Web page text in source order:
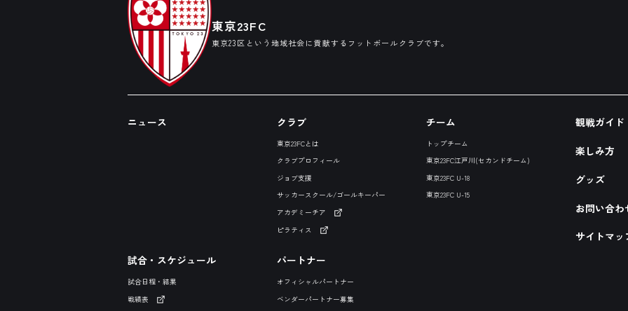
東京23FC
東京23区という地域社会に貢献するフットボールクラブです。
ニュース クラブ
東京23FCとは
クラブプロフィール
ジョブ支援
サッカースクール/ゴールキーパー
アカデミーチア
ピラティス
チーム
トップチーム
東京23FC江戸川(セカンドチーム)
東京23FC U-18
東京23FC U-15
試合・スケジュール
試合日程・結果
戦績表
パートナー
オフィシャルパートナー
ベンダーパートナー募集
観戦ガイド
楽しみ方
グッズ
お問い合わ
サイトマッ